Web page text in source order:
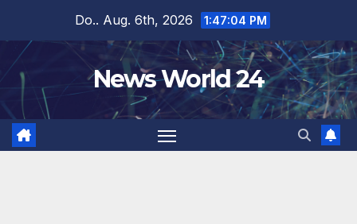
springen
Do.. Aug. 6th, 2026 1:47:05 PM
News World 24